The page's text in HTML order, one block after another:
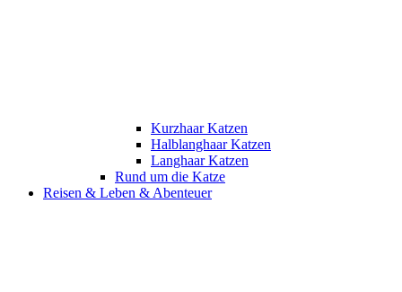
Kurzhaar Katzen
Halblanghaar Katzen
Langhaar Katzen
Rund um die Katze
Reisen & Leben & Abenteuer